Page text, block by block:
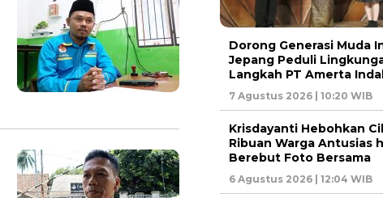
Dorong Generasi Muda
Jepang Peduli
Langkah PT Amerta
7 Agustus 2026 | 10:20 WIB
Krisdayanti Hebohkan
Ribuan Warga Antusias
Berebut Foto Bersama
6 Agustus 2026 | 12:04 WIB